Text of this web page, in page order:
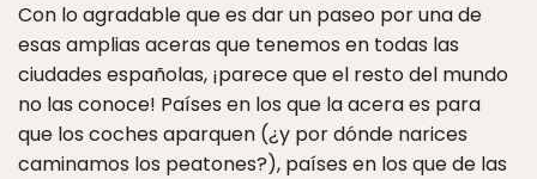
Con lo agradable que es dar un paseo por una de
esas amplias aceras que tenemos en todas las
ciudades españolas, ¡parece que el resto del mundo
no las conoce! Países en los que la acera es para
que los coches aparquen (¿y por dónde narices
caminamos los peatones?), países en los que de las